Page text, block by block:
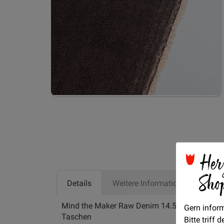
Gern
Bitte triff
Details
Mind the Maker Raw Denim 14.5 oz, sehr
Taschen
Weitere Informationen